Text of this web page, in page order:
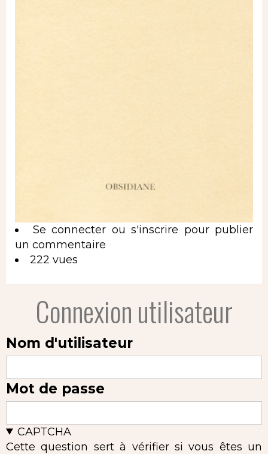
Se connecter ou s'inscrire pour publier
un commentaire
222 vues
Connexion utilisateur
Nom d'utilisateur
Mot de passe
CAPTCHA
Cette question sert à vérifier si vous êtes un